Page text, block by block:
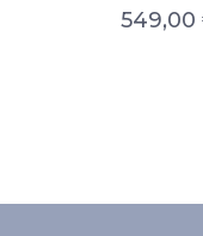
549,00